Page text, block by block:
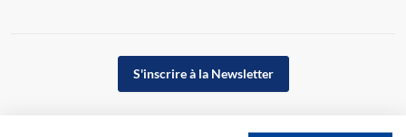
S'inscrire à la Newsletter